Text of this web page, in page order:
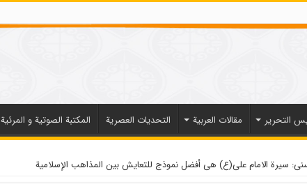
التحرير مقالات العربیة التحديات العصرية المكتبة الصوتية و المرئية
سیرة الامام علی(ع) هی أفضل نموذج للتعایش بین المذاهب الإسلامیة